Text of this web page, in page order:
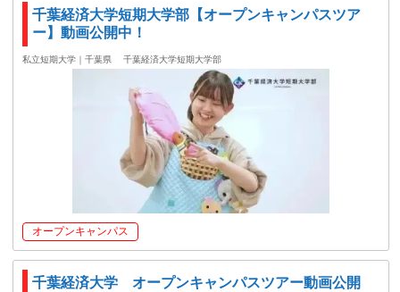
千葉経済大学短期大学部【オープンキャンパスツア
ー】動画公開中！
私立短期大学｜千葉県 千葉経済大学短期大学部
オープンキャンパス
千葉経済大学 オープンキャンパスツアー動画公開